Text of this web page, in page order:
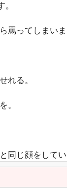
罵ってしまいま
れる。
。
じ顔をして